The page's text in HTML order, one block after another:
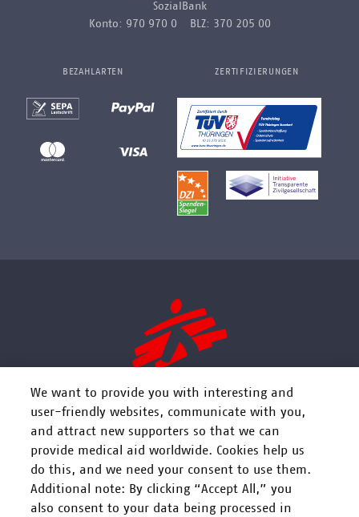
SozialBank
Konto: 970 970 0 BLZ: 370 205 00
BEZAHLARTEN ZERTIFIZIERUNGEN
FOLGEN SIE UNS
We want to provide you with interesting and
user-friendly websites, communicate with you,
and attract new supporters so that we can
provide medical aid worldwide. Cookies help us
do this, and we need your consent to use them.
Additional note: By clicking “Accept All,” you
also consent to your data being processed in